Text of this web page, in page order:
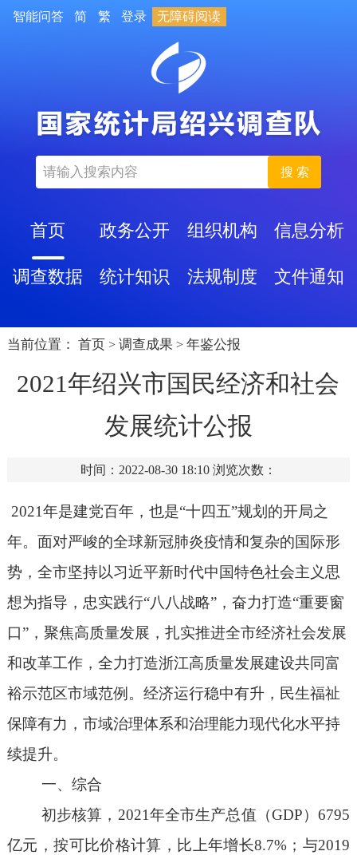
智能问答 简 繁 登录 无障碍阅读
搜 索
首页 政务公开 组织机构 信息分析
调查数据 统计知识 法规制度 文件通知
当前位置： 首页 > 调查成果 > 年鉴公报
2021年绍兴市国民经济和社会
发展统计公报
时间：2022-08-30 18:10 浏览次数：
2021年是建党百年，也是“十四五”规划的开局之
年。面对严峻的全球新冠肺炎疫情和复杂的国际形
势，全市坚持以习近平新时代中国特色社会主义思
想为指导， 忠实践行“八八战略”，奋力打造“重要窗
口”，聚焦高质量发展， 扎实推进全市经济社会发展
和改革工作， 全力打造浙江高质量发展建设共同富
裕示范区市域范例。经济运行稳中有升，民生福祉
保障有力，市域治理体系和治理能力现代化水平持
续提升。
一、 综合
初步核算， 2021年全市生产总值（GDP）6795
亿元，按可比价格计算，比上年增长8.7% ；与2019